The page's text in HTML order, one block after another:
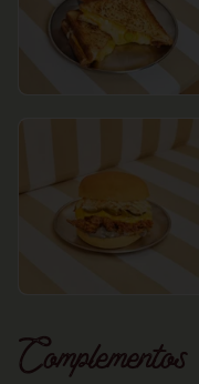
Complementos